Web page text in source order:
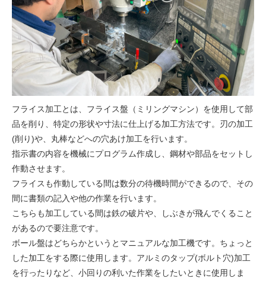
フライス加工とは、フライス盤（ミリングマシン）を使用して部
品を削り、特定の形状や寸法に仕上げる加工方法です。刃の加工
(削り)や、丸棒などへの穴あけ加工を行います。
指示書の内容を機械にプログラム作成し、鋼材や部品をセットし
作動させます。
フライスも作動している間は数分の待機時間ができるので、その
間に書類の記入や他の作業を行います。
こちらも加工している間は鉄の破片や、しぶきが飛んでくること
があるので要注意です。
ボール盤はどちらかというとマニュアルな加工機です。ちょっと
した加工をする際に使用します。アルミのタップ(ボルト穴)加工
を行ったりなど、小回りの利いた作業をしたいときに使用しま